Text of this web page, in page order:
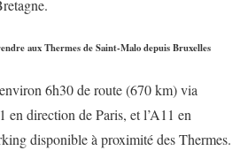
aux Thermes de Saint-Malo depuis Bruxelles
6h30 de route (670 km) via
en direction de Paris, et l’A11 en
disponible à proximité des Thermes.